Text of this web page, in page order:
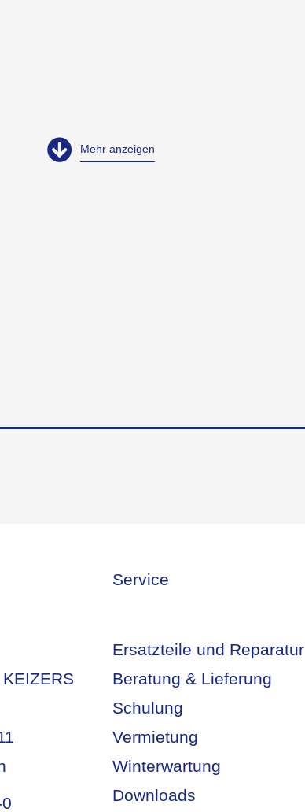
Mehr anzeigen
Service
Ersatzteile und Reparatur
Beratung & Lieferung
Schulung
Vermietung
Winterwartung
Downloads